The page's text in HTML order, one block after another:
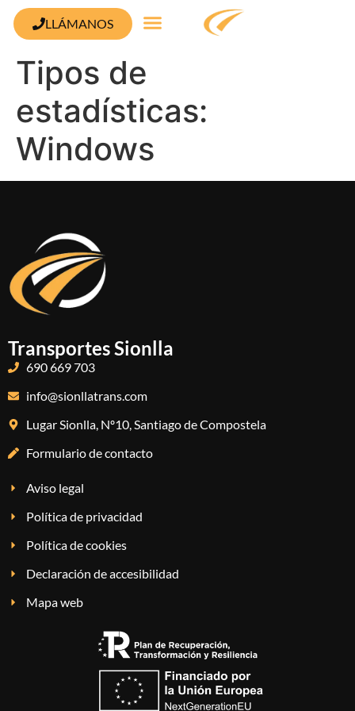
contenido
LLÁMANOS
Tipos de
estadísticas:
Windows
Transportes Sionlla
690 669 703
info@sionllatrans.com
Lugar Sionlla, Nº10, Santiago de Compostela
Formulario de contacto
Aviso legal
Política de privacidad
Política de cookies
Declaración de accesibilidad
Mapa web